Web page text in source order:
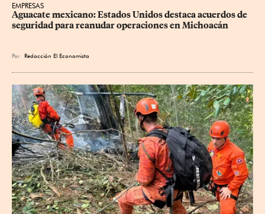
EMPRESAS
Aguacate mexicano: Estados Unidos destaca acuerdos de
seguridad para reanudar operaciones en Michoacán
Por Redacción El Economista